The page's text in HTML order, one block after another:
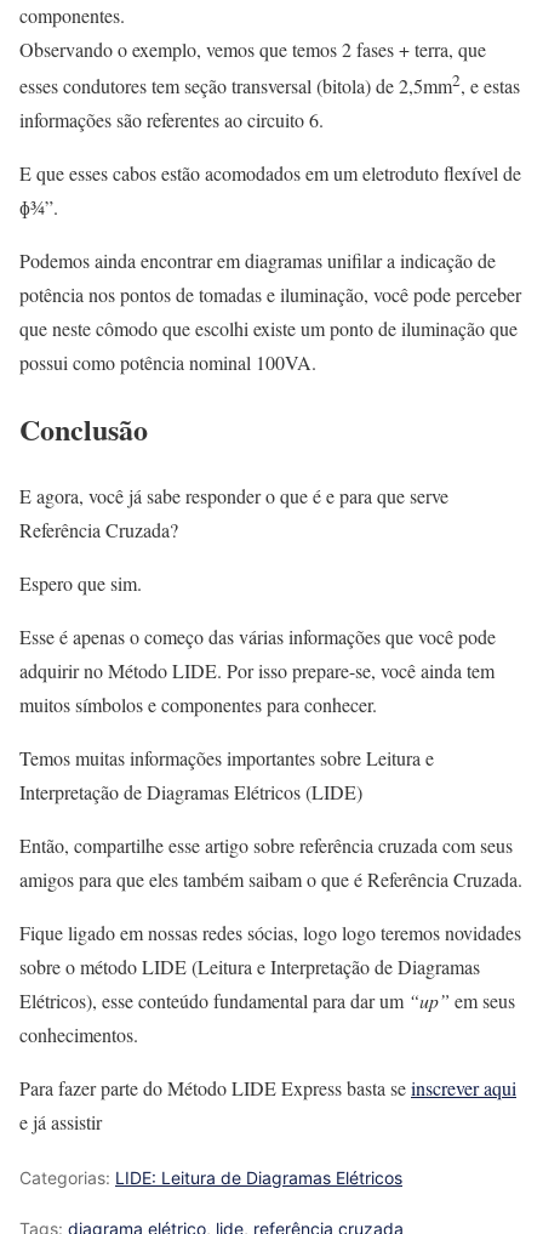
componentes.
Observando o exemplo, vemos que temos 2 fases + terra, que
esses condutores tem seção transversal (bitola) de 2,5mm2, e estas
informações são referentes ao circuito 6.
E que esses cabos estão acomodados em um eletroduto flexível de
ɸ¾”.
Podemos ainda encontrar em diagramas unifilar a indicação de
potência nos pontos de tomadas e iluminação, você pode perceber
que neste cômodo que escolhi existe um ponto de iluminação que
possui como potência nominal 100VA.
Conclusão
E agora, você já sabe responder o que é e para que serve
Referência Cruzada?
Espero que sim.
Esse é apenas o começo das várias informações que você pode
adquirir no Método LIDE. Por isso prepare-se, você ainda tem
muitos símbolos e componentes para conhecer.
Temos muitas informações importantes sobre Leitura e
Interpretação de Diagramas Elétricos (LIDE)
Então, compartilhe esse artigo sobre referência cruzada com seus
amigos para que eles também saibam o que é Referência Cruzada.
Fique ligado em nossas redes sócias, logo logo teremos novidades
sobre o método LIDE (Leitura e Interpretação de Diagramas
Elétricos), esse conteúdo fundamental para dar um “up” em seus
conhecimentos.
Para fazer parte do Método LIDE Express basta seinscrever aqui
e já assistir
Categorias: LIDE: Leitura de Diagramas Elétricos
Tags: diagrama elétrico, lide, referência cruzada